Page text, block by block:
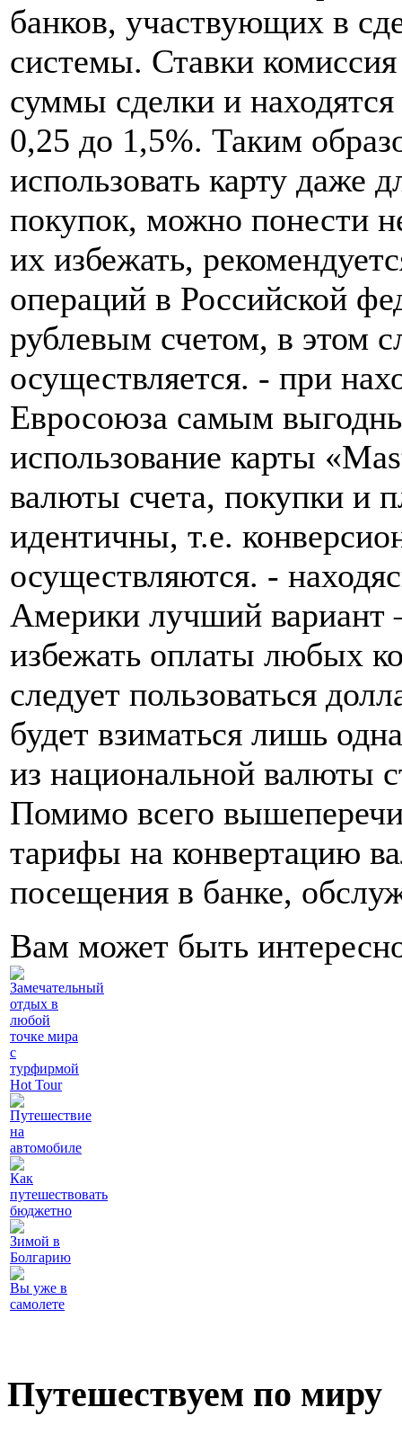
банков, участвующих в
системы. Ставки
суммы сделки и находятся
0,25 до 1,5%. Таким
использовать карту даже
покупок, можно понести
их избежать,
операций в Российской
рублевым счетом, в этом
осуществляется. - при
Евросоюза самым
использование карты
валюты счета, покупки и
идентичны, т.е.
осуществляются. -
Америки лучший вариант
избежать оплаты любых
следует пользоваться
будет взиматься лишь
из национальной валюты
Помимо всего
тарифы на конвертацию
посещения в банке,
Вам может быть
Замечательный
отдых в
любой
точке мира
с
турфирмой
Hot Tour
Путешествие
на
автомобиле
Как
путешествовать
бюджетно
Зимой в
Болгарию
Вы уже в
самолете
Путешествуем по миру